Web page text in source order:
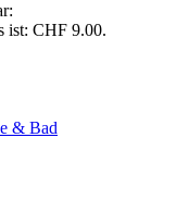
ist: CHF 9.00.
& Bad